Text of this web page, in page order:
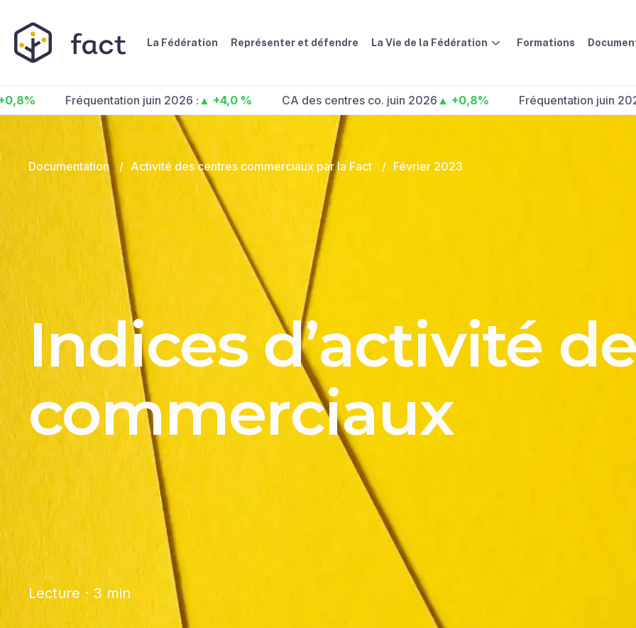
La Fédération Représenter et défendre La Vie de la Fédération Formations
Fréquentation juin 2026 : ▲ +4,0 % CA des centres co. juin 2026▲ +0,8% Fréquentation juin 2026 : ▲
Documentation / Activité des centres commerciaux par la Fact / Février 2023
Indices d’activité
commerciaux
Lecture · 3 min